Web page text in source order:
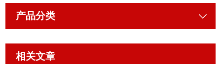
产品分类
相关文章